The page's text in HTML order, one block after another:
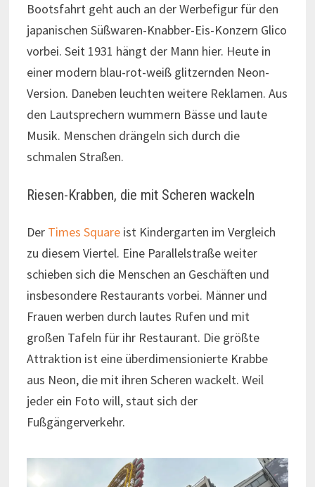
Bootsfahrt geht auch an der Werbefigur für den
japanischen Süßwaren-Knabber-Eis-Konzern Glico
vorbei. Seit 1931 hängt der Mann hier. Heute in
einer modern blau-rot-weiß glitzernden Neon-
Version. Daneben leuchten weitere Reklamen. Aus
den Lautsprechern wummern Bässe und laute
Musik. Menschen drängeln sich durch die
schmalen Straßen.
Riesen-Krabben, die mit Scheren wackeln
DerTimes Squareist Kindergarten im Vergleich
zu diesem Viertel. Eine Parallelstraße weiter
schieben sich die Menschen an Geschäften und
insbesondere Restaurants vorbei. Männer und
Frauen werben durch lautes Rufen und mit
großen Tafeln für ihr Restaurant. Die größte
Attraktion ist eine überdimensionierte Krabbe
aus Neon, die mit ihren Scheren wackelt. Weil
jeder ein Foto will, staut sich der
Fußgängerverkehr.